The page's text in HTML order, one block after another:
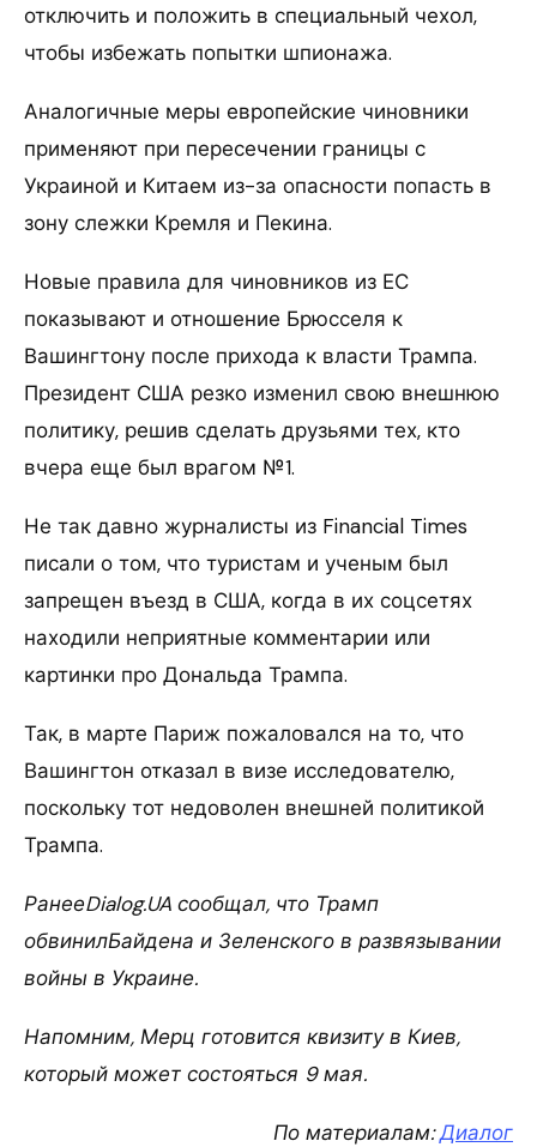
отключить и положить в специальный чехол,
чтобы избежать попытки шпионажа.
Аналогичные меры европейские чиновники
применяют при пересечении границы с
Украиной и Китаем из-за опасности попасть в
зону слежки Кремля и Пекина.
Новые правила для чиновников из ЕС
показывают и отношение Брюсселя к
Вашингтону после прихода к власти Трампа.
Президент США резко изменил свою внешнюю
политику, решив сделать друзьями тех, кто
вчера еще был врагом №1.
Не так давно журналисты из Financial Times
писали о том, что туристам и ученым был
запрещен въезд в США, когда в их соцсетях
находили неприятные комментарии или
картинки про Дональда Трампа.
Так, в марте Париж пожаловался на то, что
Вашингтон отказал в визе исследователю,
поскольку тот недоволен внешней политикой
Трампа.
РанееDialog.UA сообщал, что Трамп
обвинилБайдена и Зеленского в развязывании
войны в Украине.
Напомним, Мерц готовится квизиту в Киев,
который может состояться 9 мая.
По материалам:Диалог